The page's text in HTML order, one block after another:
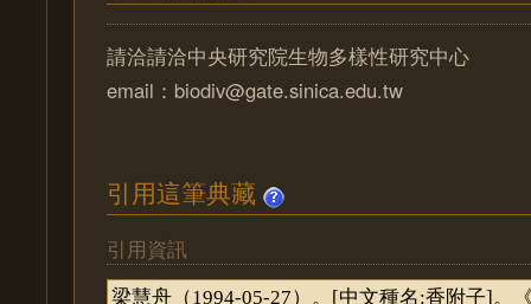
請洽請洽中央研究院生物多樣性研究中心
email：biodiv@gate.sinica.edu.tw
引用這筆典藏
引用資訊